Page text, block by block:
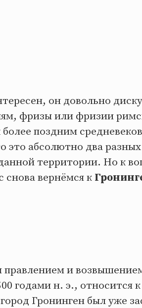
он довольно
фризы или фризии
поздним
это абсолютно два
территории. Но к
снова вернёмся к
и
годами н. э., относится
Гронинген был уже